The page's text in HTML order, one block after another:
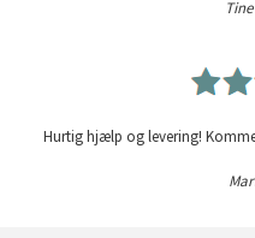
Hurtig hjælp og levering!